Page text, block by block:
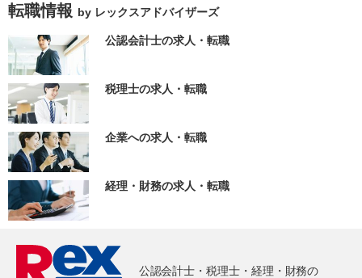
転職情報 by レックスアドバイザーズ
公認会計士の求人・転職
税理士の求人・転職
企業への求人・転職
経理・財務の求人・転職